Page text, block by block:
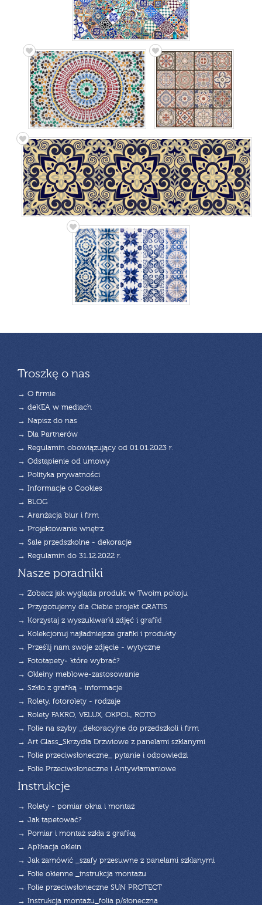
Troszkę o nas
→ O firmie
→ deKEA w mediach
→ Napisz do nas
→ Dla Partnerów
→ Regulamin obowiązujący od 01.01.2023 r.
→ Odstąpienie od umowy
→ Polityka prywatności
→ Informacje o Cookies
→ BLOG
→ Aranżacja biur i firm
→ Projektowanie wnętrz
→ Sale przedszkolne - dekoracje
→ Regulamin do 31.12.2022 r.
Nasze poradniki
→ Zobacz jak wygląda produkt w Twoim pokoju
→ Przygotujemy dla Ciebie projekt GRATIS
→ Korzystaj z wyszukiwarki zdjęć i grafik!
→ Kolekcjonuj najładniejsze grafiki i produkty
→ Prześlij nam swoje zdjęcie - wytyczne
→ Fototapety- które wybrać?
→ Okleiny meblowe-zastosowanie
→ Szkło z grafiką - informacje
→ Rolety, fotorolety - rodzaje
→ Rolety FAKRO, VELUX, OKPOL, ROTO
→ Folie na szyby _dekoracyjne do przedszkoli i firm
→ Art Glass_Skrzydła Drzwiowe z panelami szklanymi
→ Folie przeciwsłoneczne_ pytanie i odpowiedzi
→ Folie Przeciwsłoneczne i Antywłamaniowe
Instrukcje
→ Rolety - pomiar okna i montaż
→ Jak tapetować?
→ Pomiar i montaż szkła z grafiką
→ Aplikacja oklein
→ Jak zamówić _szafy przesuwne z panelami szklanymi
→ Folie okienne _instrukcja montażu
→ Folie przeciwsłoneczne SUN PROTECT
→ Instrukcja montażu_folia p/słoneczna